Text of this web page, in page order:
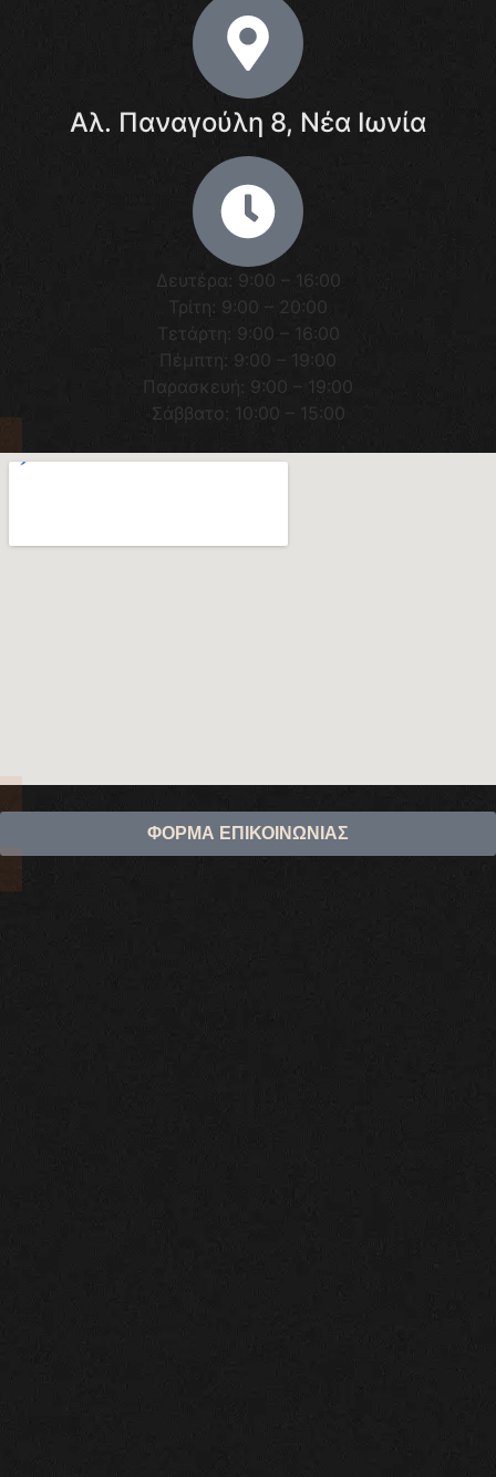
Αλ. Παναγούλη 8, Νέα Ιωνία
Δευτέρα: 9:00 – 16:00
Τρίτη: 9:00 – 20:00
Τετάρτη: 9:00 – 16:00
Πέμπτη: 9:00 – 19:00
Παρασκευή: 9:00 – 19:00
Σάββατο: 10:00 – 15:00
ΦΟΡΜΑ ΕΠΙΚΟΙΝΩΝΙΑΣ